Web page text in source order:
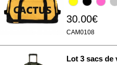
30.00€
CAM0108
Lot 3 sacs de